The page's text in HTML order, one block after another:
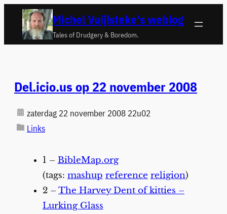
naar
Michel Vuijlsteke's weblog
Tales of Drudgery & Boredom.
Del.icio.us op 22 november 2008
zaterdag 22 november 2008 22u02
Links
1 – BibleMap.org
(tags: mashup reference religion)
2 – The Harvey Dent of kitties –
Lurking Glass